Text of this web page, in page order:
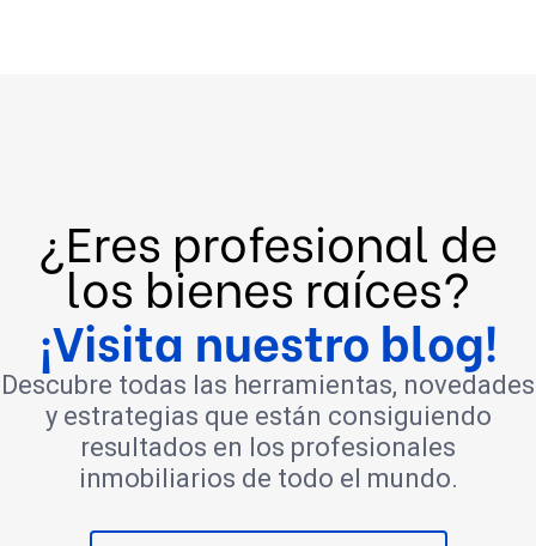
¿Eres profesional de
los bienes raíces?
¡Visita nuestro blog!
Descubre todas las herramientas, novedades
y estrategias que están consiguiendo
resultados en los profesionales
inmobiliarios de todo el mundo.